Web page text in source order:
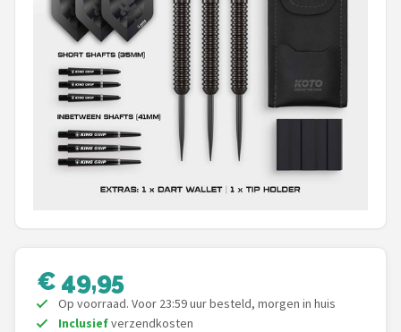
POPULAIRE MERKEN
Target
Winmau
Bull's
ABC Darts
Mission
Harrows
€ 49,95
Op voorraad. Voor 23:59 uur besteld, morgen in huis
Inclusiefverzendkosten